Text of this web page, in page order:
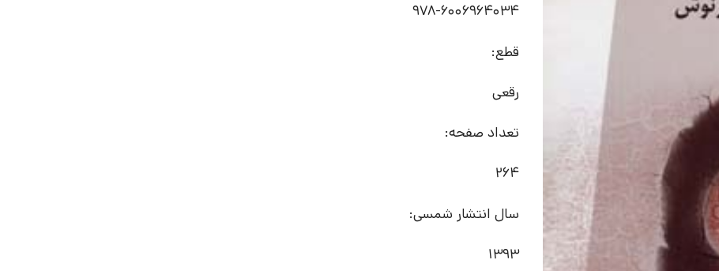
978-6006964034
قطع:
رقعی
تعداد صفحه:
264
سال انتشار شمسی:
1393